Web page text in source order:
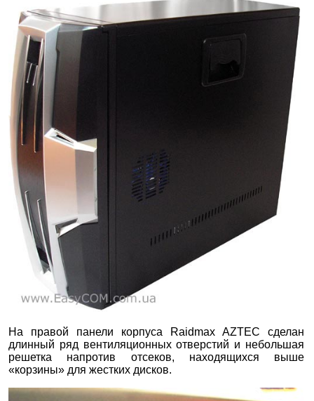
На правой панели корпуса Raidmax AZTEC сделан
длинный ряд вентиляционных отверстий и небольшая
решетка напротив отсеков, находящихся выше
«корзины» для жестких дисков.